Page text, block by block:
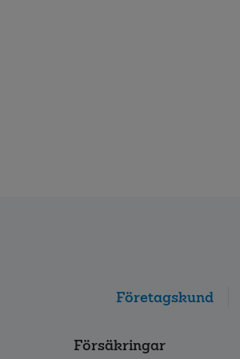
Företagskund
Försäkringar